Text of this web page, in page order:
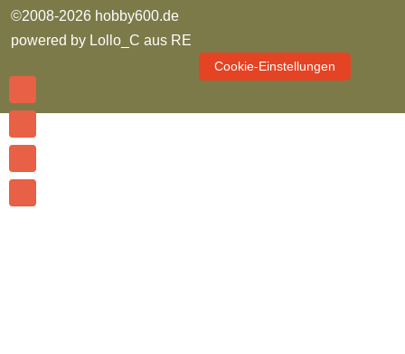
©2008-2026 hobby600.de
powered by Lollo_C aus RE
Cookie-Einstellungen